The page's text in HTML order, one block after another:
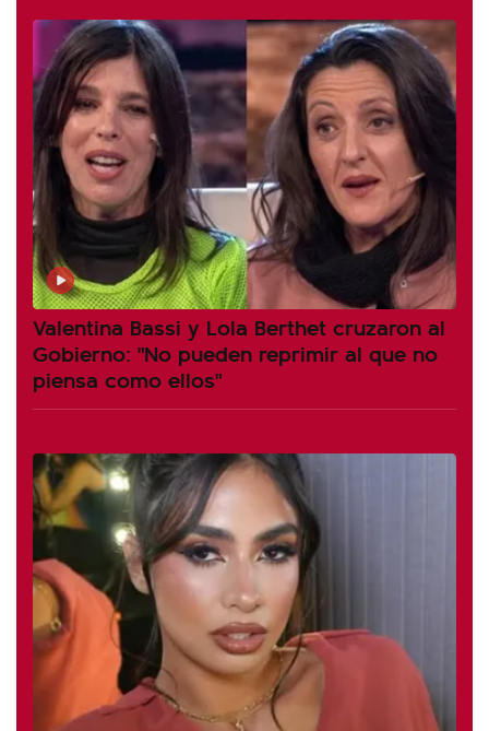
Valentina Bassi y Lola Berthet cruzaron al
Gobierno: "No pueden reprimir al que no
piensa como ellos"